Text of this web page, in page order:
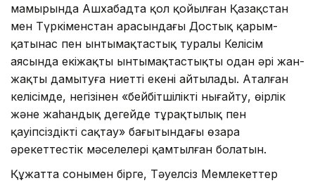
мамырында Ашхабадта қол қойылған Қазақстан
мен Түркіменстан арасындағы Достық қарым-
қатынас пен ынтымақтастық туралы Келісім
аясында екіжақты ынтымақтастықты одан әрі жан-
жақты дамытуға ниетті екені айтылады. Аталған
келісімде, негізінен «бейбітшілікті нығайту, өңірлік
және жаһандық деңгейде тұрақтылық пен
қауіпсіздікті сақтау» бағытындағы өзара
әрекеттестік мәселелері қамтылған болатын.
Құжатта сонымен бірге, Тәуелсіз Мемлекеттер